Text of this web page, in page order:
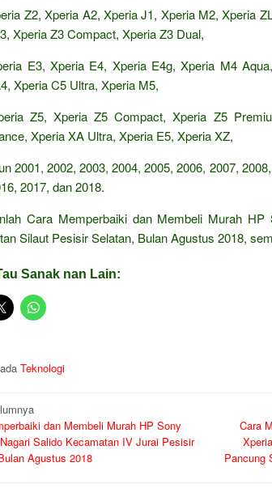
Z2, Xperia A2, Xperia J1, Xperia M2, Xperia
Xperia Z3 Compact, Xperia Z3 Dual,
E3, Xperia E4, Xperia E4g, Xperia M4
Xperia C5 Ultra, Xperia M5,
Z5, Xperia Z5 Compact, Xperia Z5
Xperia XA Ultra, Xperia E5, Xperia XZ,
2001, 2002, 2003, 2004, 2005, 2006, 2007,
2017, dan 2018.
Cara Memperbaiki dan Membeli Murah
Silaut Pesisir Selatan, Bulan Agustus 2018,
Sanak nan Lain:
Teknologi
dan Membeli Murah HP Sony
Salido Kecamatan IV Jurai Pesisir
Agustus 2018
Cara
Pancung